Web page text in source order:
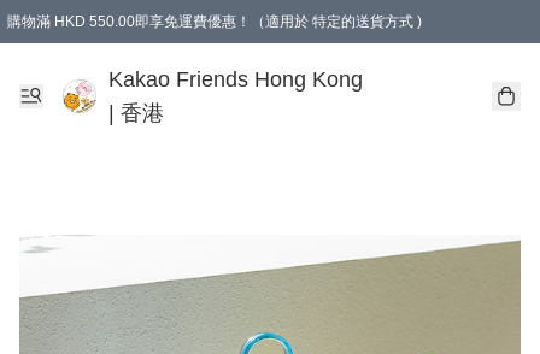
購物滿 HKD 550.00即享免運費優惠！（適用於 特定的送貨方式 )
Kakao Friends Hong Kong
| 香港